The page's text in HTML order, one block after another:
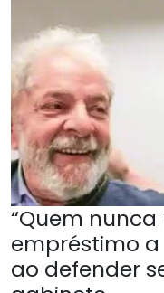
“Quem
empréstimo a
ao defender